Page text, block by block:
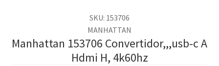
SKU: 153706
MANHATTAN
Manhattan 153706 Convertidor,,,usb-c A
Hdmi H, 4k60hz